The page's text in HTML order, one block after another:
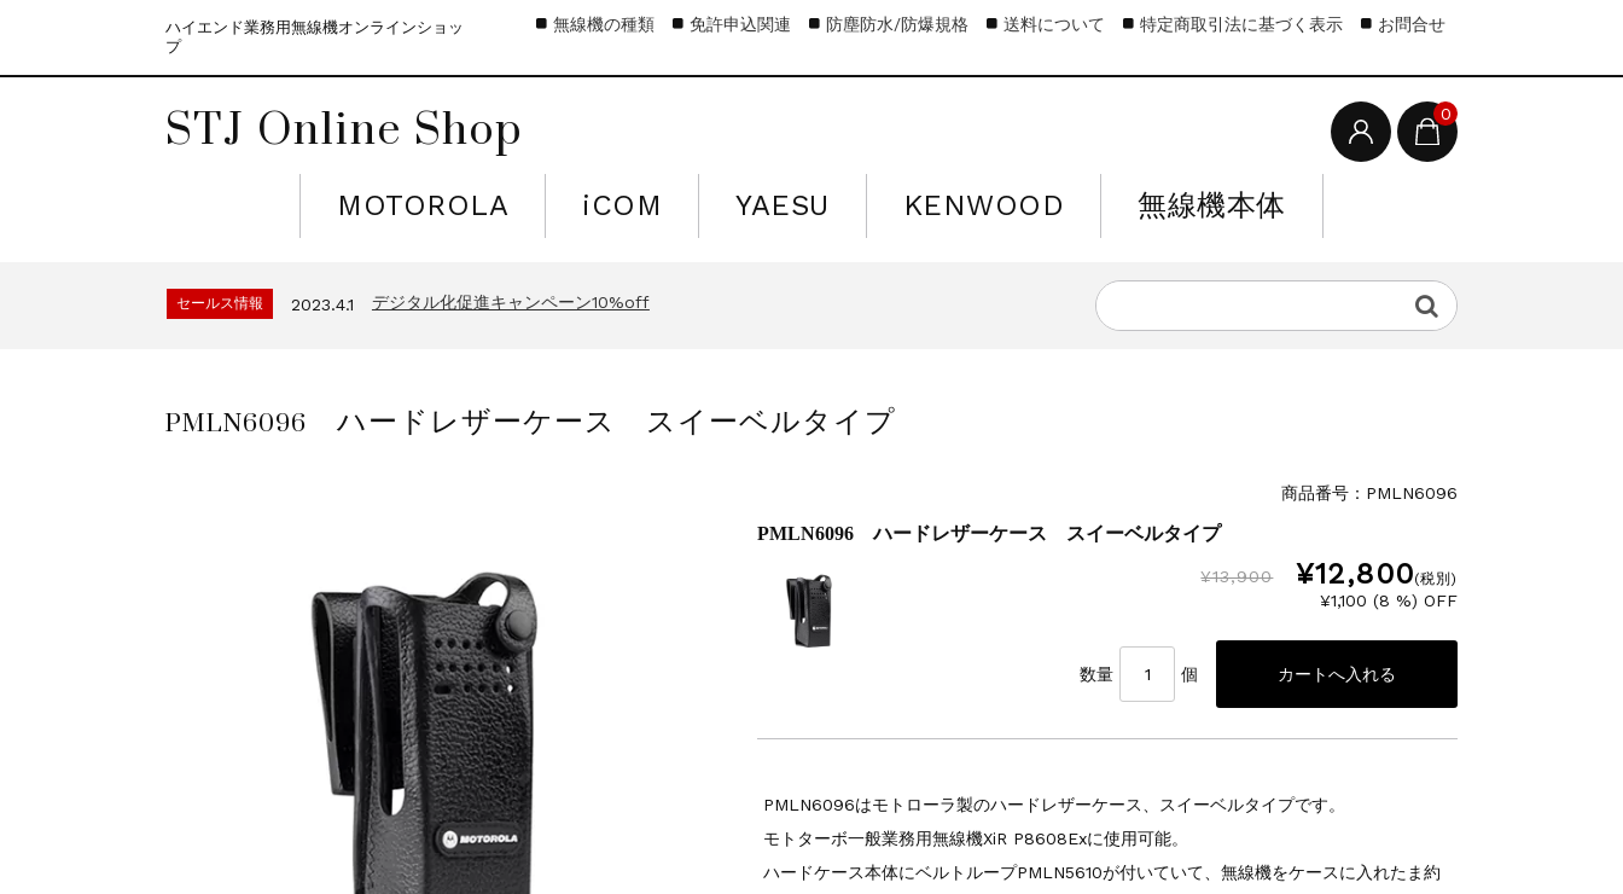
ハイエンド業務用無線機オンラインショッ
プ
STJ Online Shop 0
MOTOROLA iCOM YAESU KENWOOD 無線機本体
無線機の種類 免許申込関連 防塵防水/防爆規格 送料について 特定商取引法に基づく表示 お問合せ
2021.4.12 モトローラ無線機本体キャンペーン15%off
セールス情報 2023.4.1 デジタル化促進キャンペーン10%off
セールス情報 2021.4.12 モトローラ無線機本体キャンペーン15%off
PMLN6096 ハードレザーケース スイーベルタイプ
商品番号：PMLN6096
PMLN6096 ハードレザーケース スイーベルタイプ
¥13,900 ¥12,800(税別)
¥1,100 (8 %) OFF
数量 個
PMLN6096はモトローラ製のハードレザーケース、スイーベルタイプです。
モトターボ一般業務用無線機XiR P8608Exに使用可能。
ハードケース本体にベルトループPMLN5610が付いていて、無線機をケースに入れたま約